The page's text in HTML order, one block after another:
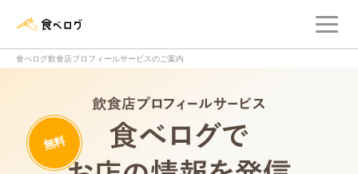
食べログ飲食店プロフィールサービスのご案内
無料